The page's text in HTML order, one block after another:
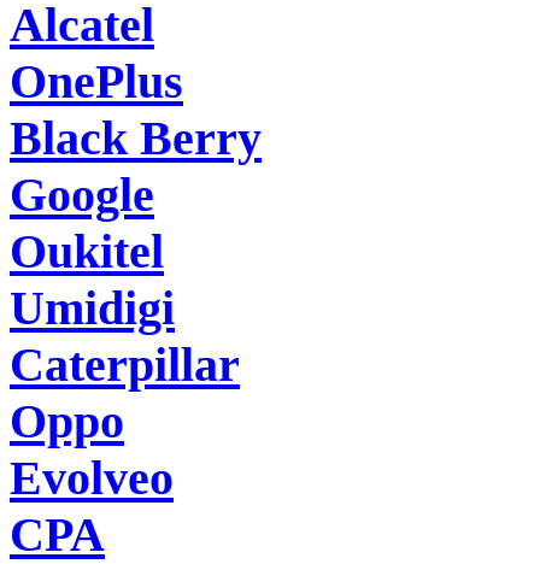
Alcatel
OnePlus
Black Berry
Google
Oukitel
Umidigi
Caterpillar
Oppo
Evolveo
CPA